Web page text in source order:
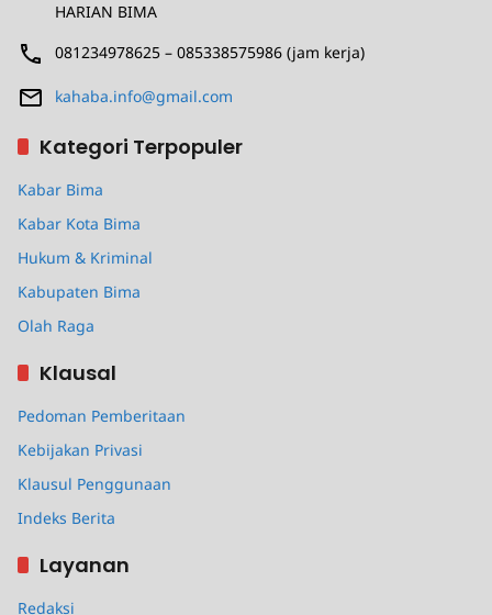
HARIAN BIMA
081234978625 – 085338575986 (jam kerja)
kahaba.info@gmail.com
Kategori Terpopuler
Kabar Bima
Kabar Kota Bima
Hukum & Kriminal
Kabupaten Bima
Olah Raga
Klausal
Pedoman Pemberitaan
Kebijakan Privasi
Klausul Penggunaan
Indeks Berita
Layanan
Redaksi